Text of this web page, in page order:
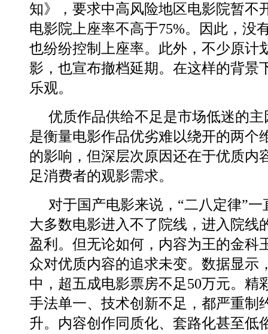
知》，要求中高风险地区电影院暂不
电影院上座率不高于75%。因此，没
也纷纷控制上座率。此外，不少原计
影，也宣布撤档延期。在这样的背景
乐观。
优质作品供给不足是市场低迷的
是衡量电影作品优劣难以绕开的两个
的影响，但深层次原因还在于优质内
足消费者的观影需求。
对于国产电影来说，“二八定律”
大多数电影进入不了院线，进入院线
盈利。但无论如何，内容为王的金科
众对优质内容的追求未变。数据显示
中，超五成电影票房不足50万元。精
手法单一、技术创新不足，都严重制
升。内容创作同质化、套路化甚至低